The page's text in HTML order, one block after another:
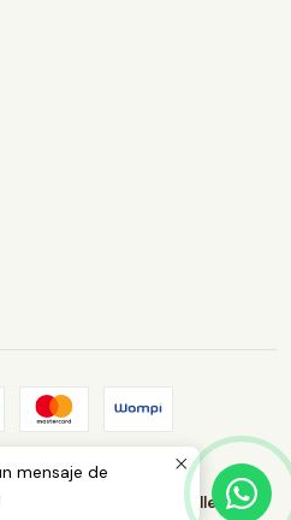
Desarrollado por Jumpseller
mensaje de